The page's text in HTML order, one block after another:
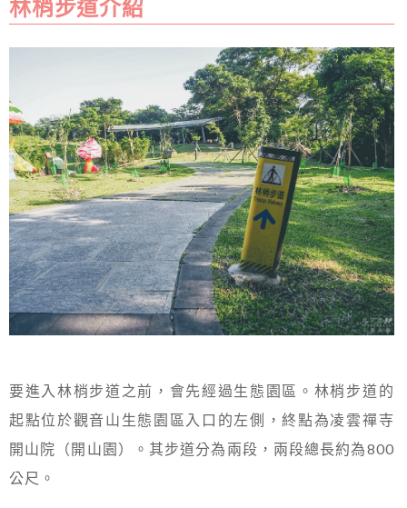
林梢步道介紹
要進入林梢步道之前，會先經過生態園區。林梢步道的
起點位於觀音山生態園區入口的左側，終點為凌雲禪寺
開山院（開山園）。其步道分為兩段，兩段總長約為800
公尺。